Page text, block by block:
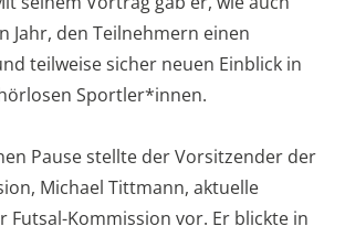
Jahr, den Teilnehmern einen
teilweise sicher neuen Einblick in
Sportler*innen.
Pause stellte der Vorsitzender der
Michael Tittmann, aktuelle
Futsal-Kommission vor. Er blickte in